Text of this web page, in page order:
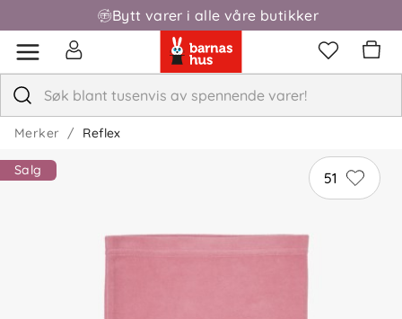
Bytt varer i alle våre butikker
Merker Reflex
51
Salg